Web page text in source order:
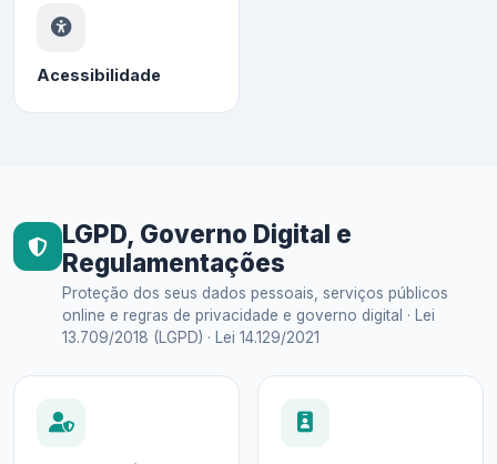
Acessibilidade
LGPD, Governo Digital e
Regulamentações
Proteção dos seus dados pessoais, serviços públicos
online e regras de privacidade e governo digital · Lei
13.709/2018 (LGPD) · Lei 14.129/2021